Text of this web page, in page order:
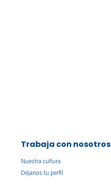
Trabaja con nosotros
Nuestra cultura
Déjanos tu perfil